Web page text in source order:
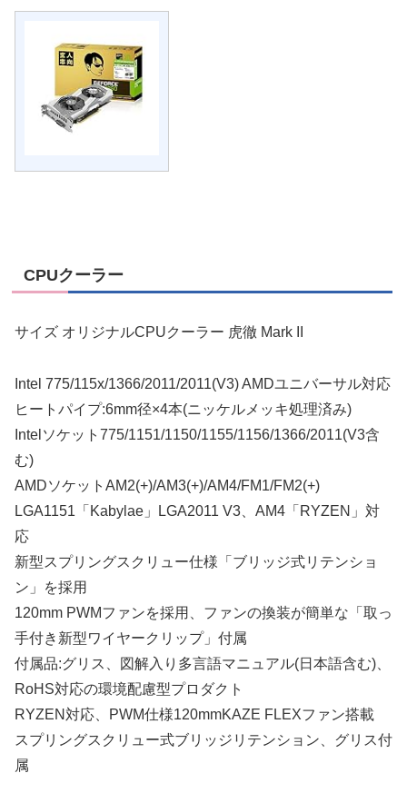
CPUクーラー
サイズ オリジナルCPUクーラー 虎徹 Mark II
Intel 775/115x/1366/2011/2011(V3) AMDユニバーサル対応
ヒートパイプ:6mm径×4本(ニッケルメッキ処理済み)
Intelソケット775/1151/1150/1155/1156/1366/2011(V3含
む)
AMDソケットAM2(+)/AM3(+)/AM4/FM1/FM2(+)
LGA1151「Kabylae」LGA2011 V3、AM4「RYZEN」対
応
新型スプリングスクリュー仕様「ブリッジ式リテンショ
ン」を採用
120mm PWMファンを採用、ファンの換装が簡単な「取っ
手付き新型ワイヤークリップ」付属
付属品:グリス、図解入り多言語マニュアル(日本語含む)、
RoHS対応の環境配慮型プロダクト
RYZEN対応、PWM仕様120mmKAZE FLEXファン搭載
スプリングスクリュー式ブリッジリテンション、グリス付
属